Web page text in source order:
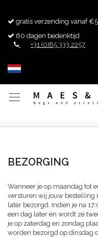
gratis verzending vanaf
60 dagen bedenktijd
+31 (0)85 333 2257
Toggle
BEZORGING
Wanneer je op maandag tot
versturen wij jouw bestelling
later bezorgd. Indien je na
een dag later en wordt ze
je op zaterdag en zondag
worden bezorgd op dinsdag